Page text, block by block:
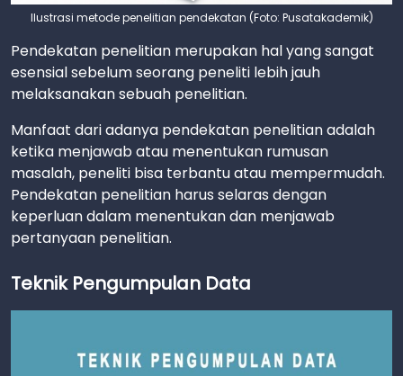
Ilustrasi metode penelitian pendekatan (Foto: Pusatakademik)
Pendekatan penelitian merupakan hal yang sangat
esensial sebelum seorang peneliti lebih jauh
melaksanakan sebuah penelitian.
Manfaat dari adanya pendekatan penelitian adalah
ketika menjawab atau menentukan rumusan
masalah, peneliti bisa terbantu atau mempermudah.
Pendekatan penelitian harus selaras dengan
keperluan dalam menentukan dan menjawab
pertanyaan penelitian.
Teknik Pengumpulan Data